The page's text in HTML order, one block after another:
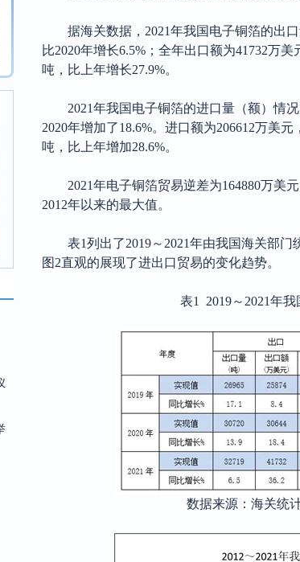
据海关数据， 2021年我国电子铜箔的出
比2020年增长6.5%；全年出口额为41732万
吨，比上年增长27.9%。
2021年我国电子铜箔的进口量（额）情
2020年增加了18.6%。进口额为206612万美
吨，比上年增加28.6%。
2021年电子铜箔贸易逆差为164880万美
2012年以来的最大值。
表1列出了2019～2021年由我国海关部
图2直观的展现了进出口贸易的变化趋势。
表1 2019～2021年
数据来源：海关统